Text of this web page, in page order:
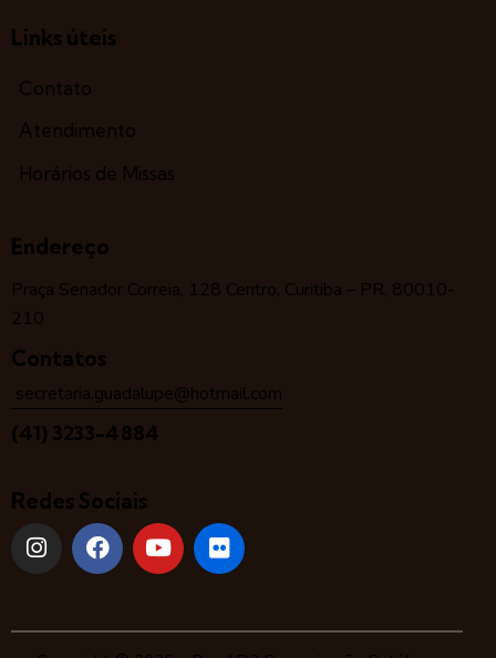
Links úteis
Contato
Atendimento
Horários de Missas
Endereço
Praça Senador Correia, 128 Centro, Curitiba – PR, 80010-
210
Contatos
secretaria.guadalupe@hotmail.com
(41) 3233-4884
Redes Sociais